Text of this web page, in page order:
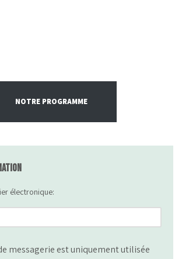
NOTRE PROGRAMME
électronique:
messagerie est uniquement utilisée